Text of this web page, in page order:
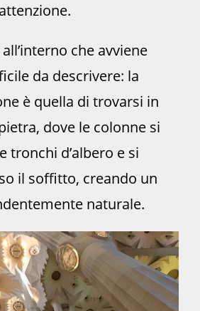
che avviene
da descrivere: la
è quella di trovarsi in
dove le colonne si
tronchi d’albero e si
il soffitto, creando un
naturale.